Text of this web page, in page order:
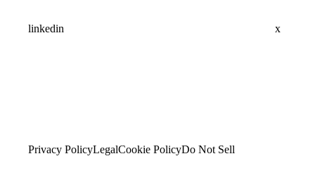
linkedin x
Privacy PolicyLegalCookie PolicyDo Not Sell